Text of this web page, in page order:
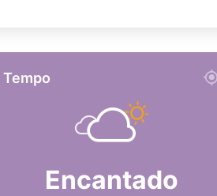
Tempo
Encantado